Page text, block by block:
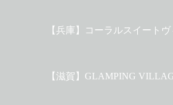
【兵庫】コーラルスイート
【滋賀】GLAMPING